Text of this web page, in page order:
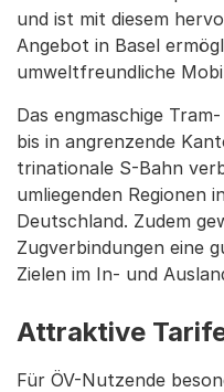
und ist mit diesem
Angebot in Basel
umweltfreundliche
Das engmaschige
bis in angrenzende
trinationale S-Bahn
umliegenden Regionen
Deutschland. Zudem
Zugverbindungen eine
Zielen im In- und
Attraktive
Für ÖV-Nutzende